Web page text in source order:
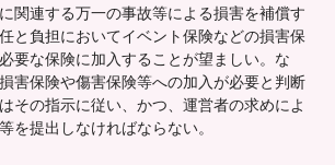
関連する万一の事故等による損害を補償す
と負担においてイベント保険などの損害保
要な保険に加入することが望ましい。な
害保険や傷害保険等への加入が必要と判断
その指示に従い、かつ、運営者の求めによ
を提出しなければならない。